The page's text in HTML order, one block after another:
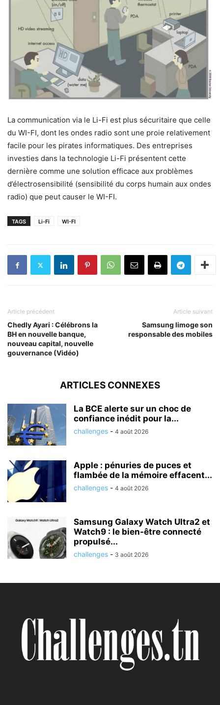
La communication via le Li-Fi est plus sécuritaire que celle
du WI-FI, dont les ondes radio sont une proie relativement
facile pour les pirates informatiques. Des entreprises
investies dans la technologie Li-Fi présentent cette
dernière comme une solution efficace aux problèmes
d’électrosensibilité (sensibilité du corps humain aux ondes
radio) que peut causer le WI-FI.
TAGS Li-Fi WI-FI
Article précédent
Chedly Ayari : Célébrons la
BH en nouvelle banque,
nouveau capital, nouvelle
gouvernance (Vidéo)
Article suivant
Samsung limoge son
responsable des mobiles
ARTICLES CONNEXES
La BCE alerte sur un choc de
confiance inédit pour la...
challenges - 4 août 2026
Apple : pénuries de puces et
flambée de la mémoire effacent...
challenges - 4 août 2026
Samsung Galaxy Watch Ultra2 et
Watch9 : le bien-être connecté
propulsé...
challenges - 3 août 2026